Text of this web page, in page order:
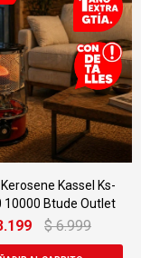
Kassel Ks-
10000 Btude Outlet
$ 6.999